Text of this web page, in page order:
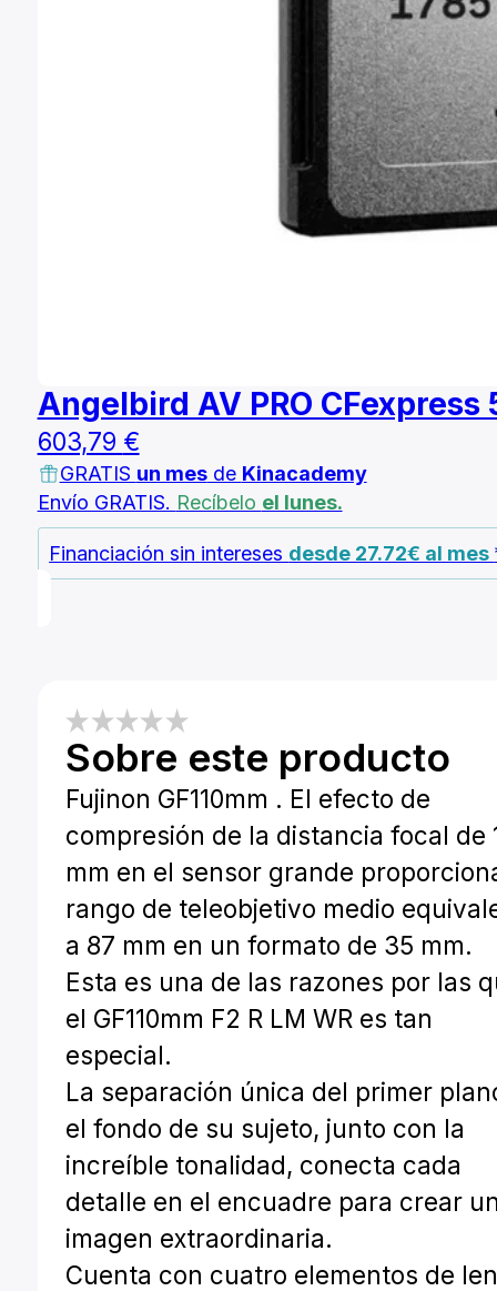
Angelbird AV PRO CFexpress
603,79 €
GRATIS un mesde Kinacademy
Envío GRATIS. Recíbelo el lunes.
Financiación sin intereses desde 27.72€ al mes
Sobre este producto
Fujinon GF110mm . El efecto de
compresión de la distancia focal de
mm en el sensor grande
rango de teleobjetivo medio
a 87 mm en un formato de 35 mm.
Esta es una de las razones por las
el GF110mm F2 R LM WR es tan
especial.
La separación única del primer
el fondo de su sujeto, junto con la
increíble tonalidad, conecta cada
detalle en el encuadre para crear
imagen extraordinaria.
Cuenta con cuatro elementos de